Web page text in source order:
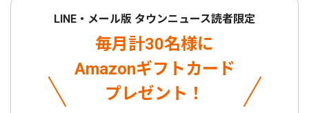
LINE・メール版 タウンニュース読者限定
毎月計30名様に
Amazonギフトカード
プレゼント！